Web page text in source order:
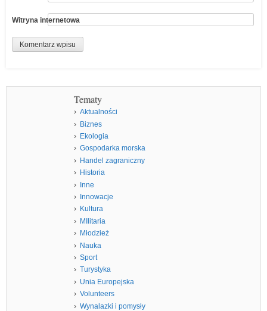
Witryna internetowa
Tematy
Aktualności
Biznes
Ekologia
Gospodarka morska
Handel zagraniczny
Historia
Inne
Innowacje
Kultura
MIlitaria
Młodzież
Nauka
Sport
Turystyka
Unia Europejska
Volunteers
Wynalazki i pomysły